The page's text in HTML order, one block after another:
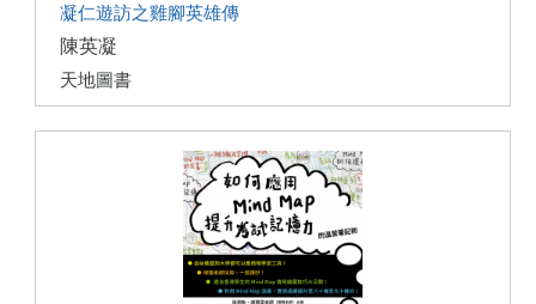
凝仁遊訪之雞腳英雄傳
陳英凝
天地圖書